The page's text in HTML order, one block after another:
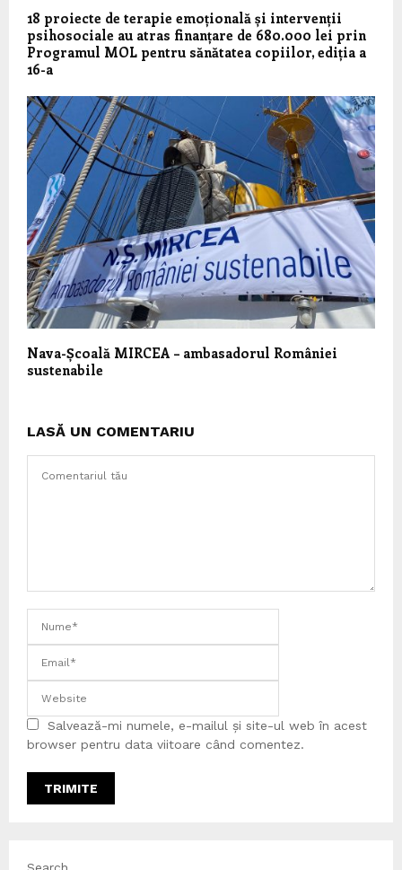
18 proiecte de terapie emoțională și intervenții
psihosociale au atras finanțare de 680.000 lei prin
Programul MOL pentru sănătatea copiilor, ediția a
16-a
Nava-Școală MIRCEA – ambasadorul României
sustenabile
LASĂ UN COMENTARIU
Salvează-mi numele, e-mailul și site-ul web în acest
browser pentru data viitoare când comentez.
Search